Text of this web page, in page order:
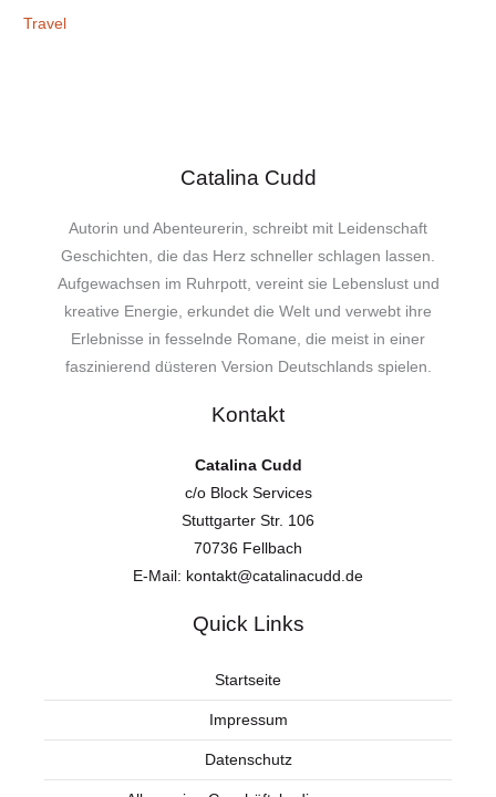
Travel
Catalina Cudd
Autorin und Abenteurerin, schreibt mit Leidenschaft
Geschichten, die das Herz schneller schlagen lassen.
Aufgewachsen im Ruhrpott, vereint sie Lebenslust und
kreative Energie, erkundet die Welt und verwebt ihre
Erlebnisse in fesselnde Romane, die meist in einer
faszinierend düsteren Version Deutschlands spielen.
Kontakt
Catalina Cudd
c/o Block Services
Stuttgarter Str. 106
70736 Fellbach
E-Mail: kontakt@catalinacudd.de
Quick Links
Startseite
Impressum
Datenschutz